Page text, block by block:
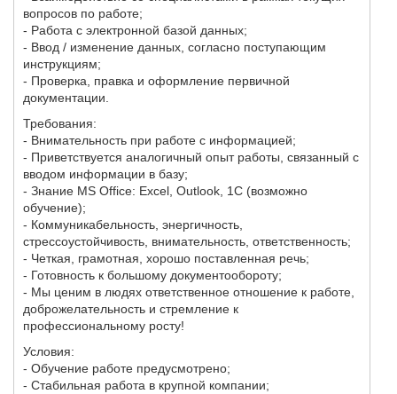
вопросов по работе;
- Работа с электронной базой данных;
- Ввод / изменение данных, согласно поступающим
инструкциям;
- Проверка, правка и оформление первичной
документации.
Требования:
- Внимательность при работе с информацией;
- Приветствуется аналогичный опыт работы, связанный с
вводом информации в базу;
- Знание MS Office: Excel, Outlook, 1С (возможно
обучение);
- Коммуникабельность, энергичность,
стрессоустойчивость, внимательность, ответственность;
- Четкая, грамотная, хорошо поставленная речь;
- Готовность к большому документообороту;
- Мы ценим в людях ответственное отношение к работе,
доброжелательность и стремление к
профессиональному росту!
Условия:
- Обучение работе предусмотрено;
- Стабильная работа в крупной компании;